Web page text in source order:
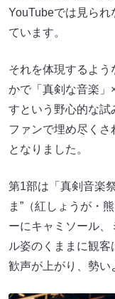
YouTubeでは見られ
ています。
それを体現するよ
かで「真剣な音楽」
すという野心的な試
ファンで埋め尽く
となりました。
第1部は「真剣音楽
ま”（紅しょうが・
ーにキャミソール、
ル姿のくままに観
歓声が上がり、勢い